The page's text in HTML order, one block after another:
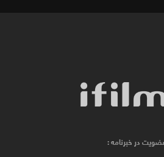
در خبرنامه :